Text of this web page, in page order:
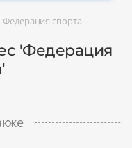
Федерация спорта
'Федерация